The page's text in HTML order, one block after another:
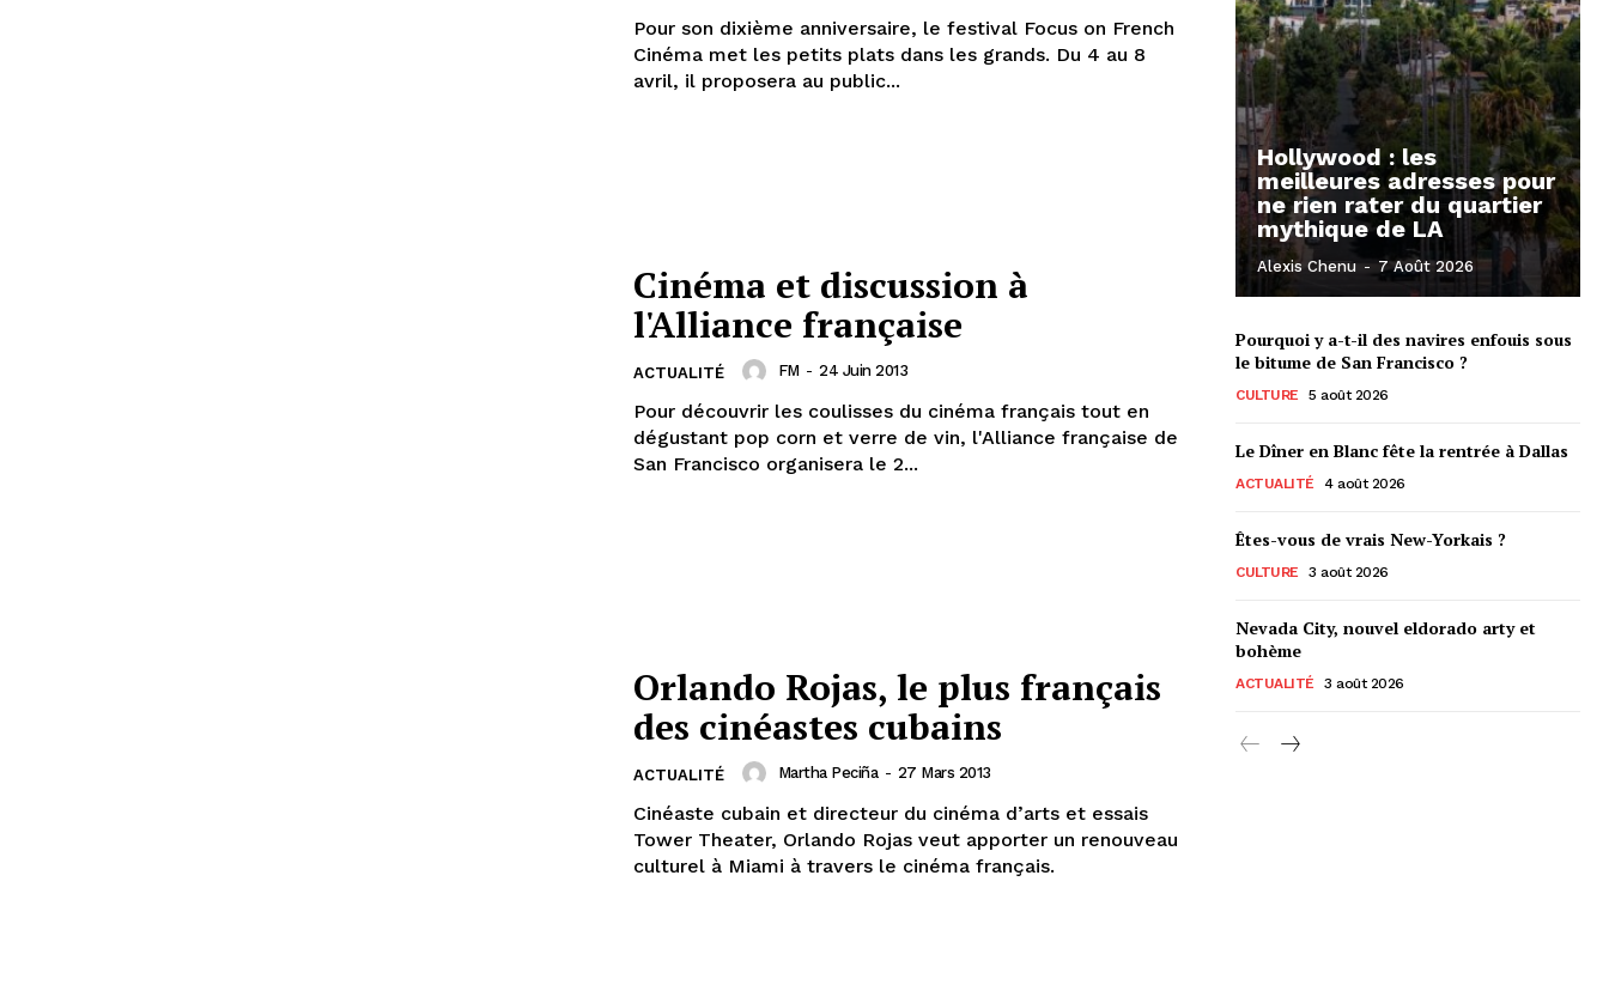
Pour son dixième anniversaire, le festival Focus on French
Cinéma met les petits plats dans les grands. Du 4 au 8
avril, il proposera au public...
Cinéma et discussion à
l'Alliance française
ACTUALITÉ FM - 24 Juin 2013
Pour découvrir les coulisses du cinéma français tout en
dégustant pop corn et verre de vin, l'Alliance française de
San Francisco organisera le 2...
Orlando Rojas, le plus français
des cinéastes cubains
ACTUALITÉ Martha Peciña - 27 Mars 2013
Cinéaste cubain et directeur du cinéma d’arts et essais
Tower Theater, Orlando Rojas veut apporter un renouveau
culturel à Miami à travers le cinéma français.
Hollywood : les
meilleures adresses pour
ne rien rater du quartier
mythique de LA
Alexis Chenu - 7 Août 2026
Pourquoi y a-t-il des navires enfouis sous
le bitume de San Francisco ?
CULTURE 5 août 2026
Le Dîner en Blanc fête la rentrée à Dallas
ACTUALITÉ 4 août 2026
Êtes-vous de vrais New-Yorkais ?
CULTURE 3 août 2026
Nevada City, nouvel eldorado arty et
bohème
ACTUALITÉ 3 août 2026